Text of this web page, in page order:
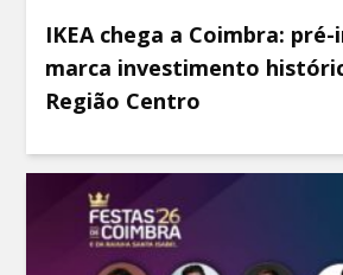
IKEA chega a Coimbra:
marca investimento
Região Centro